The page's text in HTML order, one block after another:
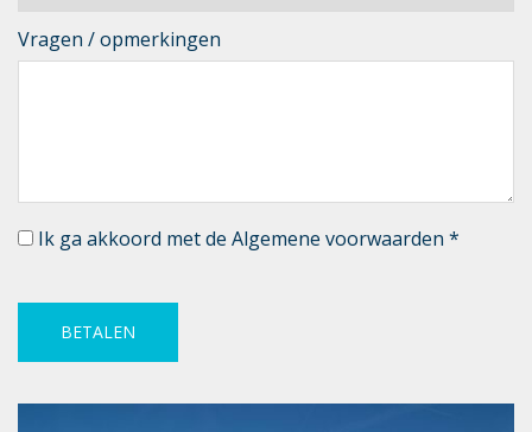
Vragen / opmerkingen
Ik ga akkoord met de Algemene voorwaarden *
BETALEN